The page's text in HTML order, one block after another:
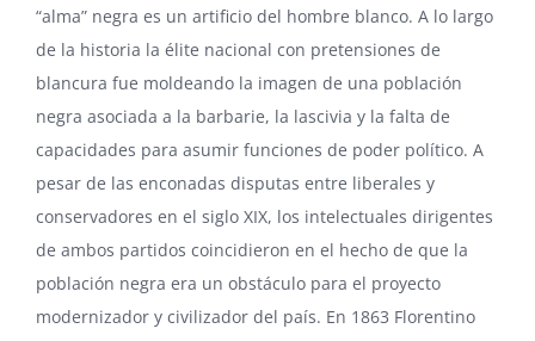
“alma” negra es un artificio del hombre blanco. A lo largo
de la historia la élite nacional con pretensiones de
blancura fue moldeando la imagen de una población
negra asociada a la barbarie, la lascivia y la falta de
capacidades para asumir funciones de poder político. A
pesar de las enconadas disputas entre liberales y
conservadores en el siglo XIX, los intelectuales dirigentes
de ambos partidos coincidieron en el hecho de que la
población negra era un obstáculo para el proyecto
modernizador y civilizador del país. En 1863 Florentino